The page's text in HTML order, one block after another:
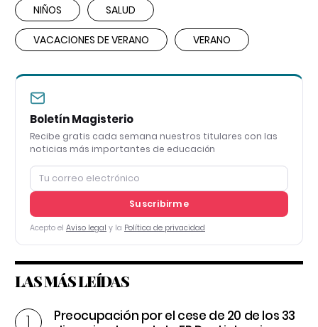
NIÑOS SALUD
VACACIONES DE VERANO VERANO
Boletín Magisterio
Recibe gratis cada semana nuestros titulares con las
noticias más importantes de educación
Suscribirme
Acepto el Aviso legal y la Política de privacidad
LAS MÁS LEÍDAS
Preocupación por el cese de 20 de los 33